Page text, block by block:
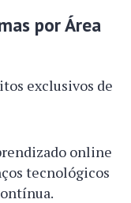
por Área
exclusivos de
online
tecnológicos